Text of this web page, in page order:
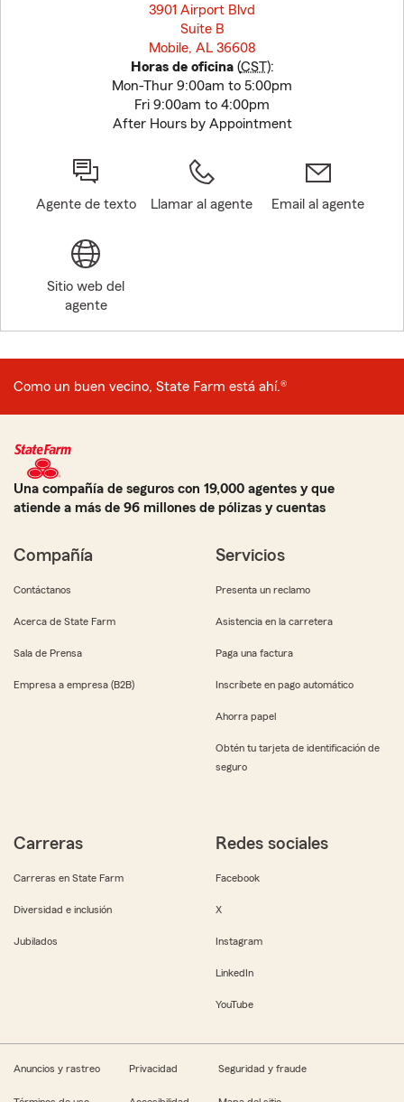
3901 Airport Blvd
Suite B
Mobile, AL 36608
Horas de oficina(CST):
Mon-Thur 9:00am to 5:00pm
Fri 9:00am to 4:00pm
After Hours by Appointment
Agente de texto Llamar al agente Email al agente
Sitio web del
agente
Como un buen vecino, State Farm está ahí.®
Una compañía de seguros con 19,000 agentes y que
atiende a más de 96 millones de pólizas y cuentas
Compañía
Contáctanos
Acerca de State Farm
Sala de Prensa
Empresa a empresa (B2B)
Servicios
Presenta un reclamo
Asistencia en la carretera
Paga una factura
Inscríbete en pago automático
Ahorra papel
Obtén tu tarjeta de identificación de
seguro
Carreras
Carreras en State Farm
Diversidad e inclusión
Jubilados
Redes sociales
Facebook
X
Instagram
LinkedIn
YouTube
Anuncios y rastreo Privacidad Seguridad y fraude